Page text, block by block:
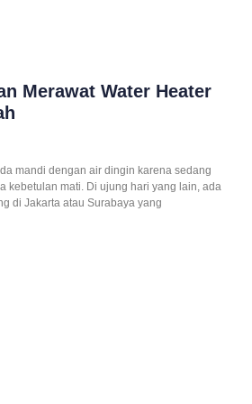
Merawat Water Heater
mandi dengan air dingin karena sedang
kebetulan mati. Di ujung hari yang lain, ada
di Jakarta atau Surabaya yang